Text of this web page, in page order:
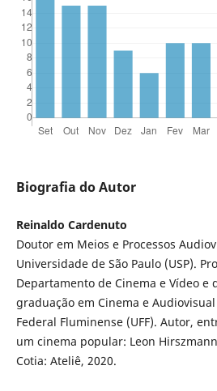
Biografia do Autor
Reinaldo Cardenuto
Doutor em Meios e Processos
Universidade de São Paulo (USP).
Departamento de Cinema e Vídeo e
graduação em Cinema e
Federal Fluminense (UFF). Autor,
um cinema popular: Leon
Cotia: Ateliê, 2020.